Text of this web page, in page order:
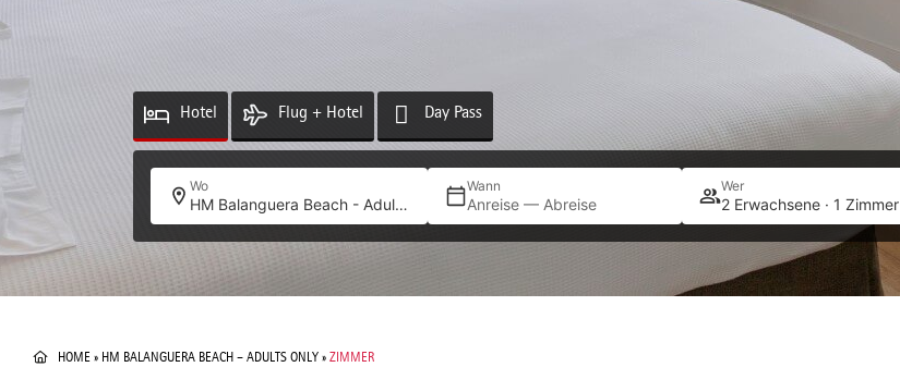
Hotel Flug + Hotel Day Pass
Wo
HM Balanguera Beach - Adults Only
Wann
Anreise — Abreise
Wer
2 Erwachsene · 1 Zimmer
HOME » HM BALANGUERA BEACH – ADULTS ONLY » ZIMMER